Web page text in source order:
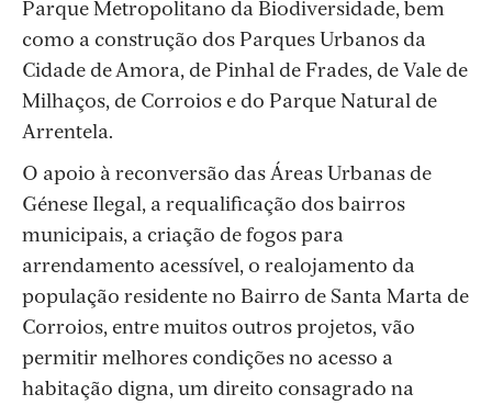
Parque Metropolitano da Biodiversidade, bem
como a construção dos Parques Urbanos da
Cidade de Amora, de Pinhal de Frades, de Vale de
Milhaços, de Corroios e do Parque Natural de
Arrentela.
O apoio à reconversão das Áreas Urbanas de
Génese Ilegal, a requalificação dos bairros
municipais, a criação de fogos para
arrendamento acessível, o realojamento da
população residente no Bairro de Santa Marta de
Corroios, entre muitos outros projetos, vão
permitir melhores condições no acesso a
habitação digna, um direito consagrado na